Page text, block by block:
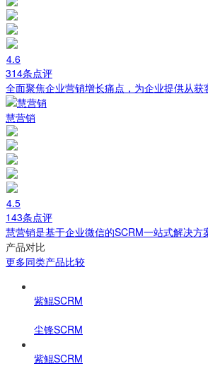
4.6
314条点评
全面聚焦企业营销增长痛点，为企业提供从
慧营销
4.5
143条点评
慧营销是基于企业微信的SCRM一站式解决
产品对比
更多同类产品比较
紫鲲SCRM
尘锋SCRM
紫鲲SCRM